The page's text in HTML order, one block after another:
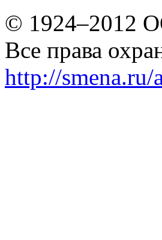
© 1924–2012
Все права
http://